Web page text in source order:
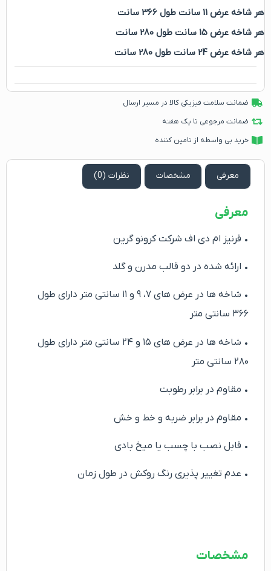
هر شاخه عرض 11 سانت طول 366 سانت
هر شاخه عرض 15 سانت طول 280 سانت
هر شاخه عرض 24 سانت طول 280 سانت
ضمانت سلامت فیزیکی کالا در مسیر ارسال
ضمانت مرجوعی تا یک هفته
خرید بی واسطه از تامین کننده
معرفی مشخصات نظرات (0)
معرفی
• قرنیز ام دی اف شرکت کرونو گرین
• ارائه شده در دو قالب مدرن و گلد
• شاخه ها در عرض های ۷، ۹ و ۱۱ سانتی متر دارای طول
۳۶۶ سانتی متر
• شاخه ها در عرض های ۱۵ و ۲۴ سانتی متر دارای طول
۲۸۰ سانتی متر
• مقاوم در برابر رطوبت
• مقاوم در برابر ضربه و خط و خش
• قابل نصب با چسب یا میخ بادی
• عدم تغییر پذیری رنگ روکش در طول زمان
مشخصات